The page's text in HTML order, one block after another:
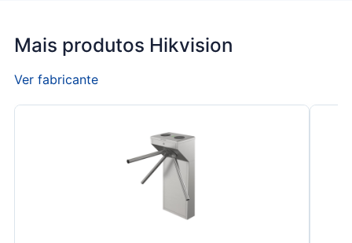
Mais produtos Hikvision
Ver fabricante